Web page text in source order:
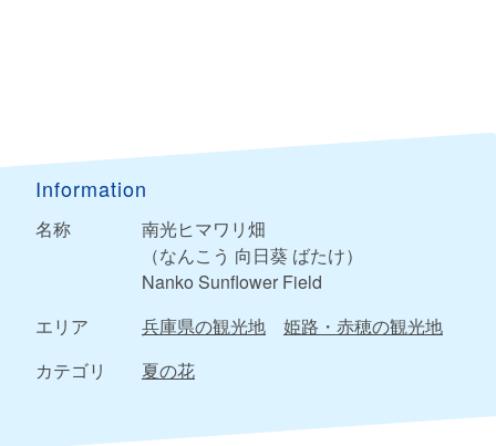
Information
名称
南光ヒマワリ畑
（なんこう 向日葵 ばたけ）
Nanko Sunflower Field
エリア
兵庫県の観光地
姫路・赤穂の観光地
カテゴリ
夏の花